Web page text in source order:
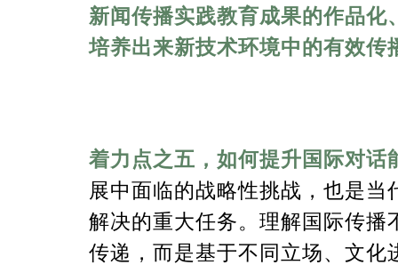
新闻传播实践教育成果的作品
培养出来新技术环境中的有效传
着力点之五，如何提升国际对话
展中面临的战略性挑战，也是
解决的重大任务。理解国际传播
传递，而是基于不同立场、文化